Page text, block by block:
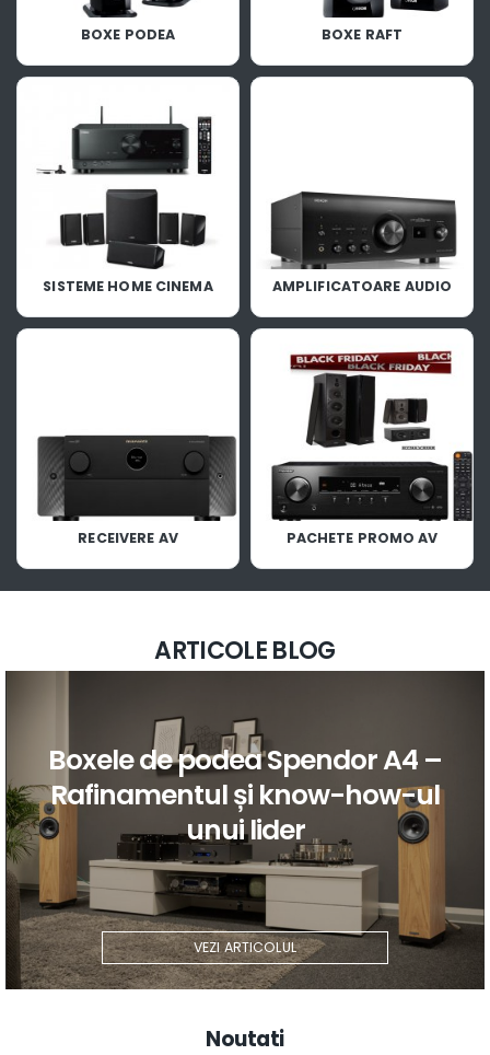
BOXE PODEA BOXE RAFT
SISTEME HOME CINEMA AMPLIFICATOARE AUDIO
RECEIVERE AV PACHETE PROMO AV
ARTICOLE BLOG
Boxele de podea Spendor A4 –
Rafinamentul și know-how-ul
unui lider
VEZI ARTICOLUL
Noutati